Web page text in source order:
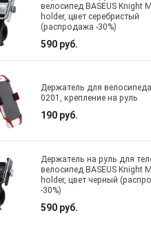
велосипед BASEUS Knight
holder, цвет серебристый
(распродажа -30%)
590 руб.
Держатель для
0201, крепление на руль
190 руб.
Держатель на руль для
велосипед BASEUS Knight
holder, цвет черный
-30%)
590 руб.